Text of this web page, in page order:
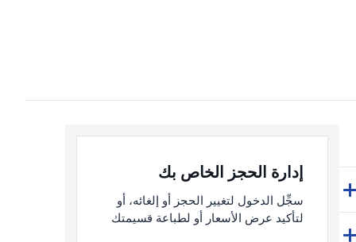
إدارة الحجز الخاص بك
سجِّل الدخول لتغيير الحجز أو إلغائه، أو
لتأكيد عرض الأسعار أو لطباعة قسيمتك